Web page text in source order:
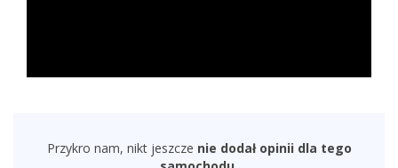
Przykro nam, nikt jeszcze nie dodał opinii dla tego